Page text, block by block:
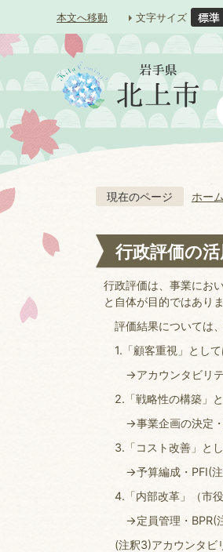
本文へ移動 文字サイズ
現在のページ ホーム
行政評価の
行政評価は、事業にお
と自体が目的ではありま
評価結果については
1.「顧客重視」として
→アカウンタビリテ
2.「戦略性の構築」
→事業企画の決定・
3.「コスト改善」と
→予算編成・PFI(注
4.「内部改革」（市
→定員管理・BPR(
(注釈3)アカウンタビ